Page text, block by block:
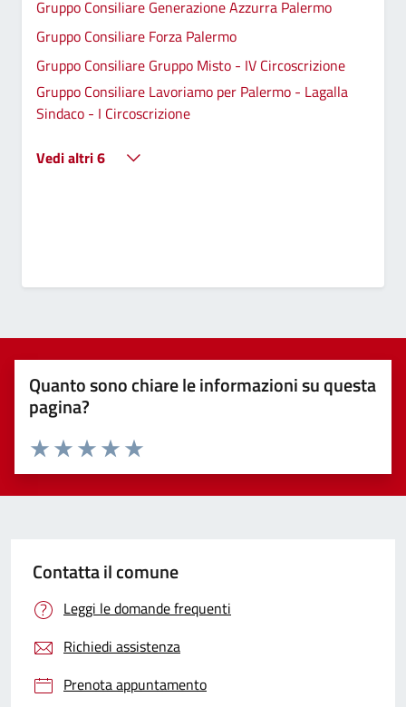
Gruppo Consiliare Generazione Azzurra Palermo
Gruppo Consiliare Forza Palermo
Gruppo Consiliare Gruppo Misto - IV Circoscrizione
Gruppo Consiliare Lavoriamo per Palermo - Lagalla
Sindaco - I Circoscrizione
Vedi altri 6
Quanto sono chiare le informazioni su questa
pagina?
Valuta 5 stelle su 5
Valuta 4 stelle su 5
Valuta 3 stelle su 5
Valuta 2 stelle su 5
Valuta 1 stelle su 5
Contatta il comune
Leggi le domande frequenti
Richiedi assistenza
Prenota appuntamento